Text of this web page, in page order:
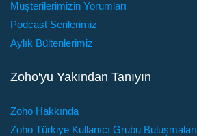
Müşterilerimizin Yorumları
Podcast Serilerimiz
Aylık Bültenlerimiz
Zoho'yu Yakından Tanıyın
Zoho Hakkında
Zoho Türkiye Kullanıcı Grubu Buluşmaları